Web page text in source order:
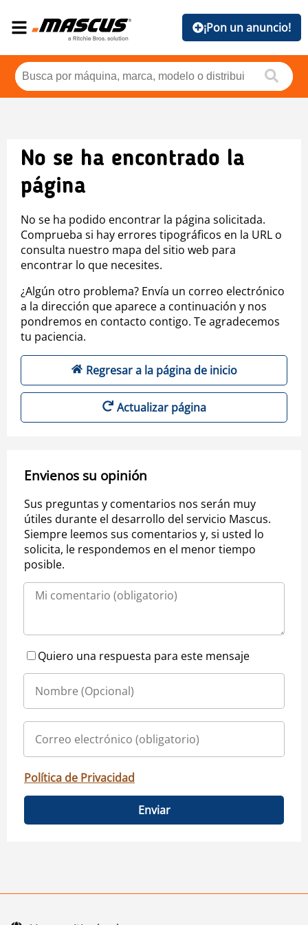
¡Pon un anuncio!
No se ha encontrado la
página
No se ha podido encontrar la página solicitada.
Comprueba si hay errores tipográficos en la URL o
consulta nuestro mapa del sitio web para
encontrar lo que necesites.
¿Algún otro problema? Envía un correo electrónico
a la dirección que aparece a continuación y nos
pondremos en contacto contigo. Te agradecemos
tu paciencia.
Regresar a la página de inicio
Actualizar página
Envienos su opinión
Sus preguntas y comentarios nos serán muy
útiles durante el desarrollo del servicio Mascus.
Siempre leemos sus comentarios y, si usted lo
solicita, le respondemos en el menor tiempo
posible.
Quiero una respuesta para este mensaje
Política de Privacidad
Enviar